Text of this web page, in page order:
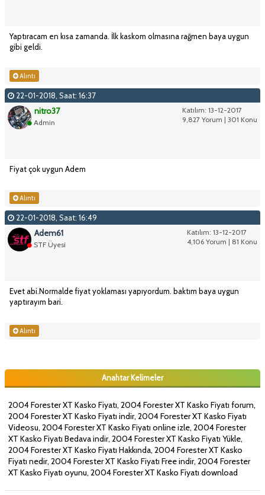
Yaptıracam en kısa zamanda. İlk kaskom olmasına rağmen baya uygun
gibi geldi.
Alıntı
22-01-2018, Saat: 16:37
Katılım: 13-12-2017
9,827 Yorum | 301 Konu
nitro37
Admin
Fiyat çok uygun Adem
Alıntı
22-01-2018, Saat: 16:49
Katılım: 13-12-2017
4,106 Yorum | 81 Konu
Adem61
STF Üyesi
Evet abi.Normalde fiyat yoklaması yapıyordum. baktım baya uygun
yaptırayım bari.
Alıntı
Anahtar Kelimeler
2004 Forester XT Kasko Fiyatı, 2004 Forester XT Kasko Fiyatı forum,
2004 Forester XT Kasko Fiyatı indir, 2004 Forester XT Kasko Fiyatı
Videosu, 2004 Forester XT Kasko Fiyatı online izle, 2004 Forester
XT Kasko Fiyatı Bedava indir, 2004 Forester XT Kasko Fiyatı Yükle,
2004 Forester XT Kasko Fiyatı Hakkında, 2004 Forester XT Kasko
Fiyatı nedir, 2004 Forester XT Kasko Fiyatı Free indir, 2004 Forester
XT Kasko Fiyatı oyunu, 2004 Forester XT Kasko Fiyatı download